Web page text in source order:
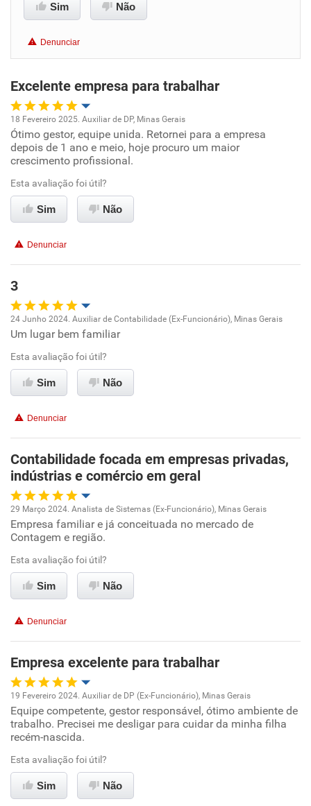
Benefícios
Não recomenda esta empresa
Sim Não
Denunciar
Excelente empresa para trabalhar
Oportunidade de promoção
Ambiente de trabalho
Conciliação com a vida familiar
18 Fevereiro 2025. Auxiliar de DP, Minas Gerais
Ótimo gestor, equipe unida. Retornei para a empresa
depois de 1 ano e meio, hoje procuro um maior
crescimento profissional.
Esta avaliação foi útil?
Sim Não
Denunciar
3
Oportunidade de promoção
Ambiente de trabalho
Benefícios
Recomenda esta empresa
Recomenda a diretoria
24 Junho 2024. Auxiliar de Contabilidade (Ex-Funcionário), Minas Gerais
Um lugar bem familiar
Esta avaliação foi útil?
Sim Não
Denunciar
Contabilidade focada em empresas privadas,
indústrias e comércio em geral
Oportunidade de promoção
Ambiente de trabalho
Conciliação com a vida familiar
Recomenda esta empresa
Recomenda a diretoria
29 Março 2024. Analista de Sistemas (Ex-Funcionário), Minas Gerais
Empresa familiar e já conceituada no mercado de
Contagem e região.
Esta avaliação foi útil?
Sim Não
Denunciar
Empresa excelente para trabalhar
Oportunidade de promoção
Conciliação com a vida familiar
19 Fevereiro 2024. Auxiliar de DP (Ex-Funcionário), Minas Gerais
Equipe competente, gestor responsável, ótimo ambiente de
trabalho. Precisei me desligar para cuidar da minha filha
recém-nascida.
Esta avaliação foi útil?
Sim Não